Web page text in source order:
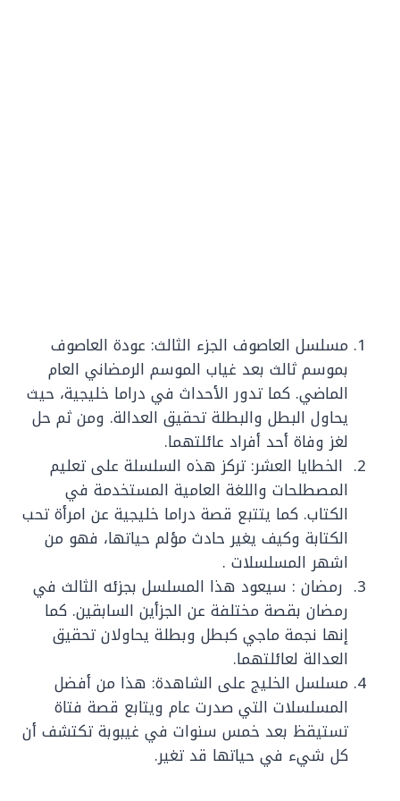
مسلسل العاصوف الجزء الثالث: عودة العاصوف
بموسم ثالث بعد غياب الموسم الرمضاني العام
الماضي. كما تدور الأحداث في دراما خليجية، حيث
يحاول البطل والبطلة تحقيق العدالة. ومن ثم حل
لغز وفاة أحد أفراد عائلتهما.
الخطايا العشر: تركز هذه السلسلة على تعليم
المصطلحات واللغة العامية المستخدمة في
الكتاب. كما يتتبع قصة دراما خليجية عن امرأة تحب
الكتابة وكيف يغير حادث مؤلم حياتها، فهو من
اشهر المسلسلات .
رمضان : سيعود هذا المسلسل بجزئه الثالث في
رمضان بقصة مختلفة عن الجزأين السابقين. كما
إنها نجمة ماجي كبطل وبطلة يحاولان تحقيق
العدالة لعائلتهما.
مسلسل الخليج على الشاهدة: هذا من أفضل
المسلسلات التي صدرت عام ويتابع قصة فتاة
تستيقظ بعد خمس سنوات في غيبوبة تكتشف أن
كل شيء في حياتها قد تغير.